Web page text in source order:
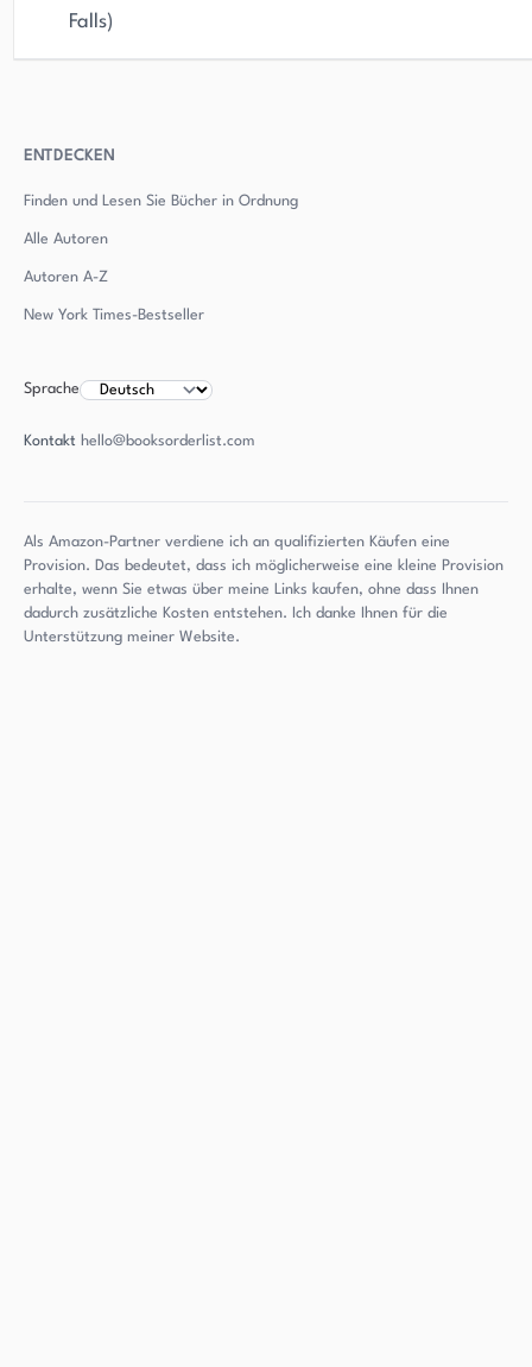
Falls)
ENTDECKEN
Finden und Lesen Sie Bücher in Ordnung
Alle Autoren
Autoren A-Z
New York Times-Bestseller
Sprache
Kontakt hello@booksorderlist.com
Als Amazon-Partner verdiene ich an qualifizierten Käufen eine
Provision. Das bedeutet, dass ich möglicherweise eine kleine Provision
erhalte, wenn Sie etwas über meine Links kaufen, ohne dass Ihnen
dadurch zusätzliche Kosten entstehen. Ich danke Ihnen für die
Unterstützung meiner Website.